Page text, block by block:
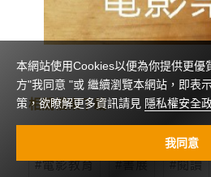
相關檔案下載
電影教育 書展 閱讀
本網站使用Cookies以便為你提供更優
方"我同意 "或 繼續瀏覽本網站，即表
策，欲瞭解更多資訊請見 隱私權安全
我同意